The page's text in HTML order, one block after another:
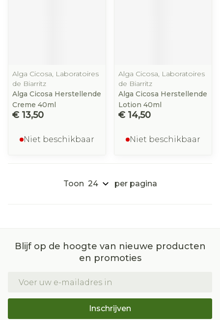
Alga Cicosa, Laboratoires
de Biarritz
Alga Cicosa Herstellende
Creme 40ml
€ 13,50
Niet beschikbaar
Alga Cicosa, Laboratoires
de Biarritz
Alga Cicosa Herstellende
Lotion 40ml
€ 14,50
Niet beschikbaar
Toon per pagina
Blijf op de hoogte van nieuwe producten
en promoties
Inschrijven